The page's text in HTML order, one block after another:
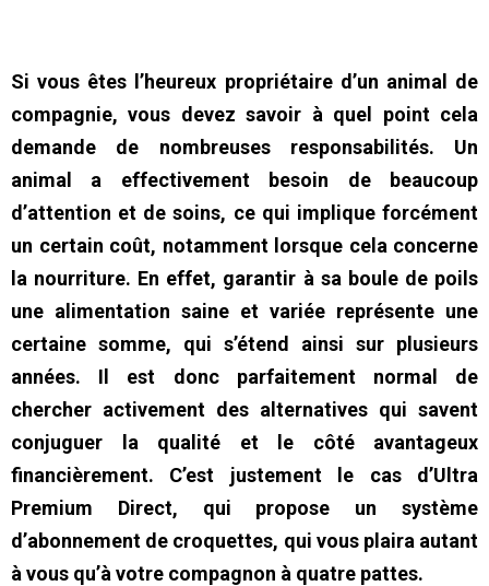
Si vous êtes l’heureux propriétaire d’un animal de
compagnie, vous devez savoir à quel point cela
demande de nombreuses responsabilités. Un
animal a effectivement besoin de beaucoup
d’attention et de soins, ce qui implique forcément
un certain coût, notamment lorsque cela concerne
la nourriture. En effet, garantir à sa boule de poils
une alimentation saine et variée représente une
certaine somme, qui s’étend ainsi sur plusieurs
années. Il est donc parfaitement normal de
chercher activement des alternatives qui savent
conjuguer la qualité et le côté avantageux
financièrement. C’est justement le cas d’Ultra
Premium Direct, qui propose un système
d’abonnement de croquettes, qui vous plaira autant
à vous qu’à votre compagnon à quatre pattes.